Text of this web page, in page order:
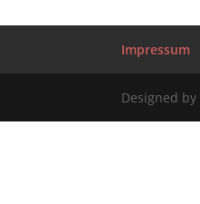
Impressum
Designed by